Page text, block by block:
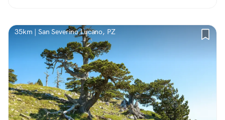
35km | San Severino Lucano, PZ